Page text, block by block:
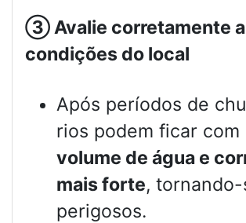
③ Avalie corretamente
condições do local
Após períodos de
rios podem ficar com
volume de água e
mais forte, tornando-
perigosos.